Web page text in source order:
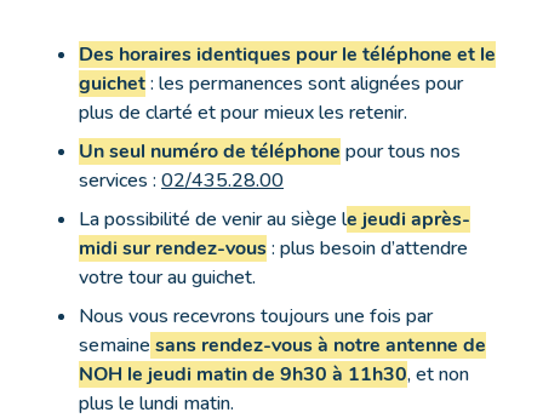
Des horaires identiques pour le téléphone et le
guichet: les permanences sont alignées pour
plus de clarté et pour mieux les retenir.
Un seul numéro de téléphone pour tous nos
services : 02/435.28.00
La possibilité de venir au siège le jeudi après-
midi sur rendez-vous: plus besoin d’attendre
votre tour au guichet.
Nous vous recevrons toujours une fois par
semaine sans rendez-vous à notre antenne de
NOH le jeudi matin de 9h30 à 11h30, et non
plus le lundi matin.